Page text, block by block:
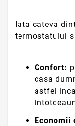
Iata cateva
termostatului
Confort:
casa
astfel
Economii